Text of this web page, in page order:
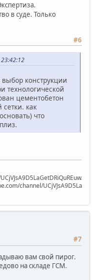
в суде. Только
#6
выбор конструкции
технологической
цементобетон
как
что
channel/
#7
вам свой пирог.
на складе ГСМ.